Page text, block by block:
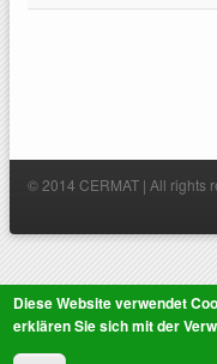
© 2014 CERMAT | All rights
Diese Website verwendet
erklären Sie sich mit der